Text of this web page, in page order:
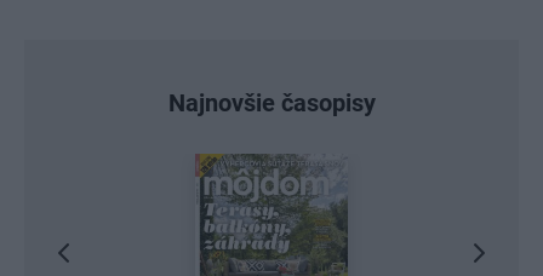
Najnovšie časopisy